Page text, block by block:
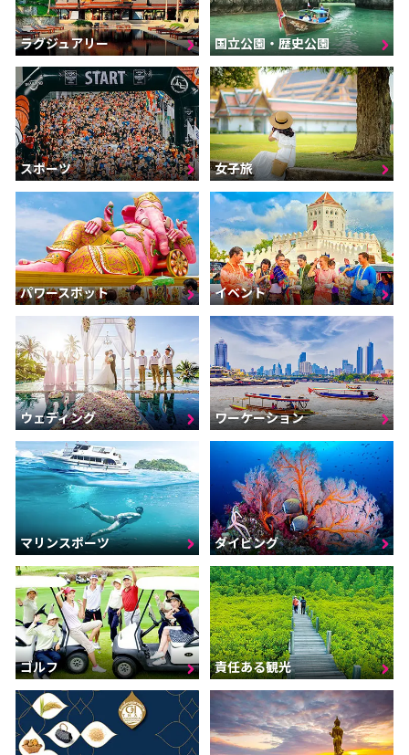
ラグジュアリー 国立公園・歴史公園
スポーツ 女子旅
パワースポット イベント
ウェディング ワーケーション
マリンスポーツ ダイビング
ゴルフ 責任ある観光